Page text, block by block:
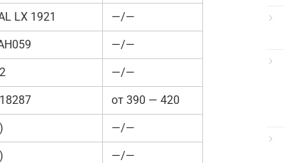
LX 1921 —/—
—/—
—/—
от 390 — 420
—/—
—/—